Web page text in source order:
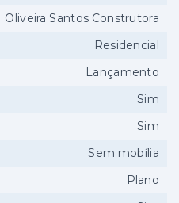
Oliveira Santos Construtora
Residencial
Lançamento
Sim
Sim
Sem mobília
Plano